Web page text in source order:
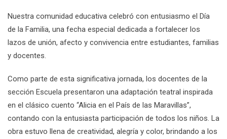
Nuestra comunidad educativa celebró con entusiasmo el Día
de la Familia, una fecha especial dedicada a fortalecer los
lazos de unión, afecto y convivencia entre estudiantes, familias
y docentes.
Como parte de esta significativa jornada, los docentes de la
sección Escuela presentaron una adaptación teatral inspirada
en el clásico cuento “Alicia en el País de las Maravillas”,
contando con la entusiasta participación de todos los niños. La
obra estuvo llena de creatividad, alegría y color, brindando a los